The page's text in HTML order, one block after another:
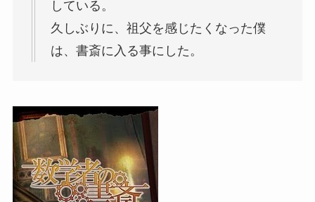
している。
久しぶりに、祖父を感じたくなった僕
は、書斎に入る事にした。